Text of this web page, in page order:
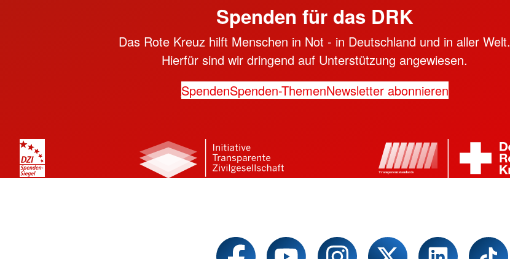
Spenden für das DRK
Das Rote Kreuz hilft Menschen in Not - in Deutschland und in aller Welt.
Hierfür sind wir dringend auf Unterstützung angewiesen.
SpendenSpenden-ThemenNewsletter abonnieren